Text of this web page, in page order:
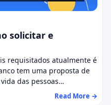
solicitar e
requisitados atualmente é
tem uma proposta de
das pessoas…
Read More →